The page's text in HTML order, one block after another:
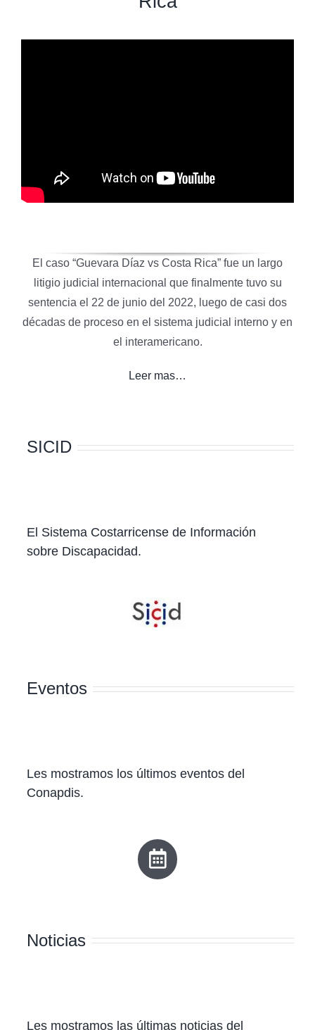
El caso “Guevara Díaz vs Costa Rica” fue un largo
litigio judicial internacional que finalmente tuvo su
sentencia el 22 de junio del 2022, luego de casi dos
décadas de proceso en el sistema judicial interno y en
el interamericano.
Leer mas…
SICID
El Sistema Costarricense de Información
sobre Discapacidad.
Eventos
Les mostramos los últimos eventos del
Conapdis.
Noticias
Les mostramos las últimas noticias del